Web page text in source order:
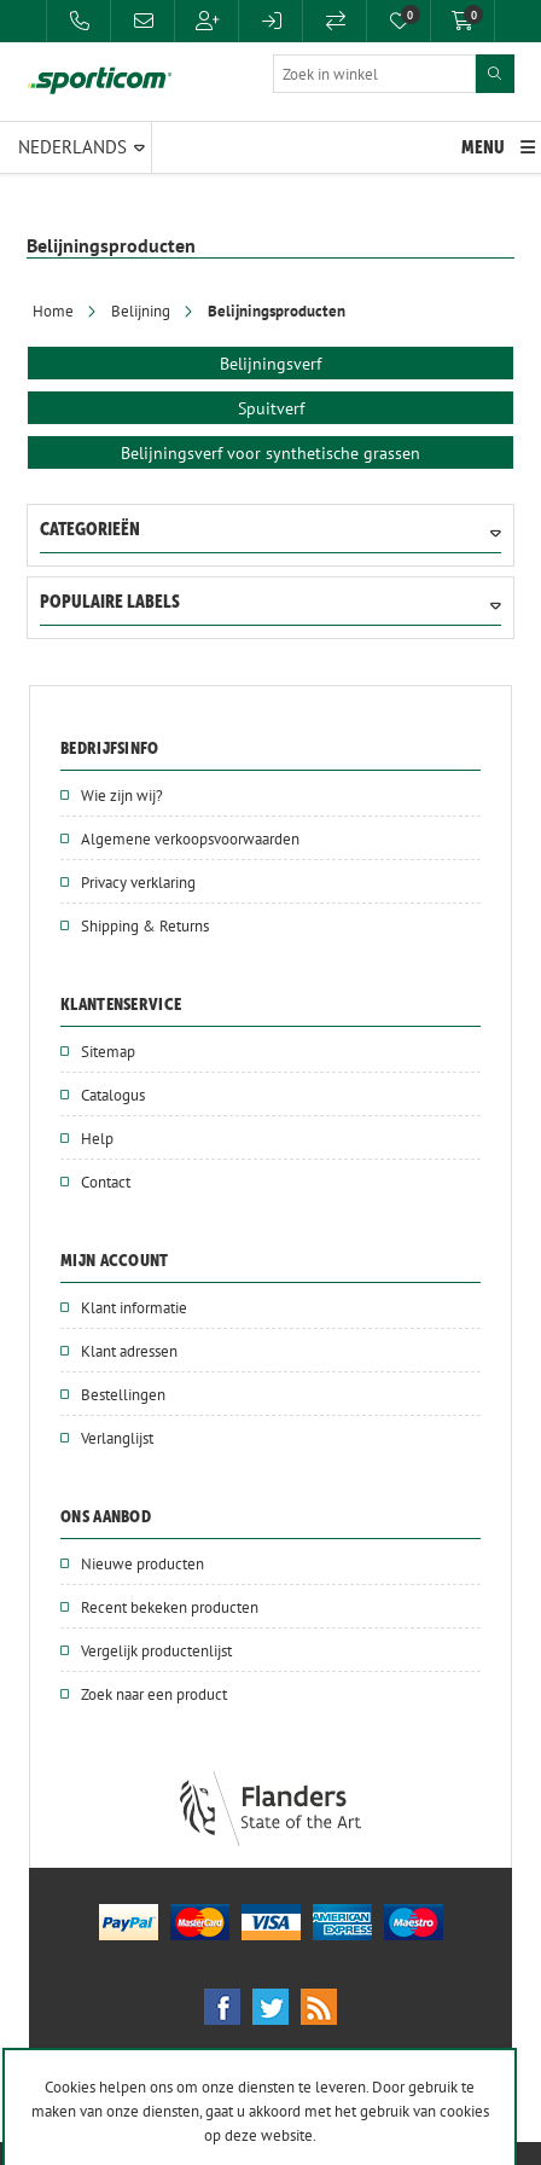
0 0
MENU
Belijningsproducten
Home Belijning Belijningsproducten
Belijningsverf
Spuitverf
Belijningsverf voor synthetische grassen
CATEGORIEËN
POPULAIRE LABELS
BEDRIJFSINFO
Wie zijn wij?
Algemene verkoopsvoorwaarden
Privacy verklaring
Shipping & Returns
KLANTENSERVICE
Sitemap
Catalogus
Help
Contact
MIJN ACCOUNT
Klant informatie
Klant adressen
Bestellingen
Verlanglijst
ONS AANBOD
Nieuwe producten
Recent bekeken producten
Vergelijk productenlijst
Zoek naar een product
Cookies helpen ons om onze diensten te leveren. Door gebruik te
maken van onze diensten, gaat u akkoord met het gebruik van cookies
op deze website.